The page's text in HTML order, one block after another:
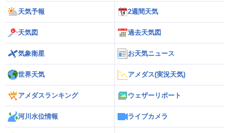
天気予報 2週間天気
天気図 過去天気図
気象衛星 お天気ニュース
世界天気 アメダス(実況天気)
アメダスランキング ウェザーリポート
河川水位情報 ライブカメラ